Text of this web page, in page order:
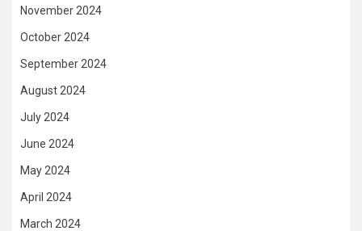
November 2024
October 2024
September 2024
August 2024
July 2024
June 2024
May 2024
April 2024
March 2024